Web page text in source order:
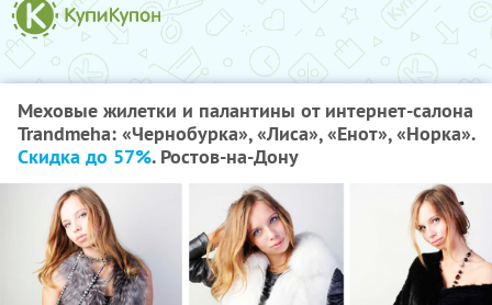
Меховые жилетки и палантины от интернет-салона
Trandmeha: «Чернобурка», «Лиса», «Енот», «Норка».
Скидка до 57%. Ростов-на-Дону